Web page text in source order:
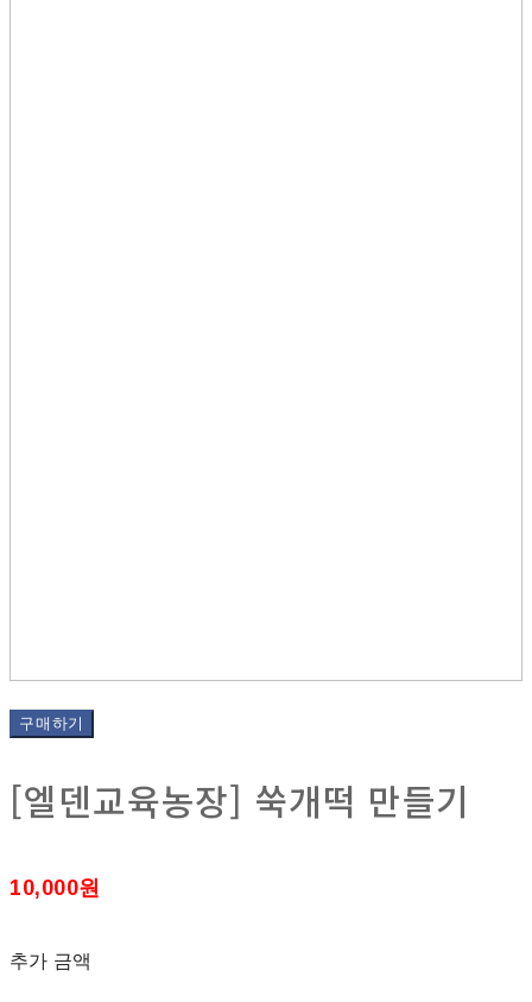
구매하기
[엘덴교육농장] 쑥개떡 만들기
10,000원
추가 금액